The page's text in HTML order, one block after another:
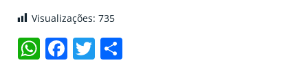
Visualizações:735
W F T